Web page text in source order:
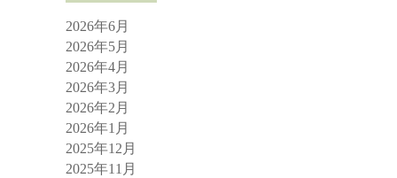
2026年6月
2026年5月
2026年4月
2026年3月
2026年2月
2026年1月
2025年12月
2025年11月